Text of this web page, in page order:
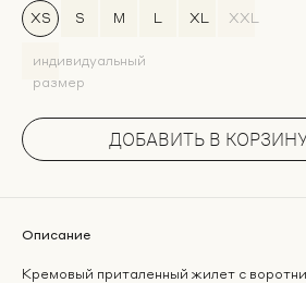
XS S M L XL ХХL
индивидуальный
размер
ДОБАВИТЬ В
Описание
Кремовый приталенный жилет с